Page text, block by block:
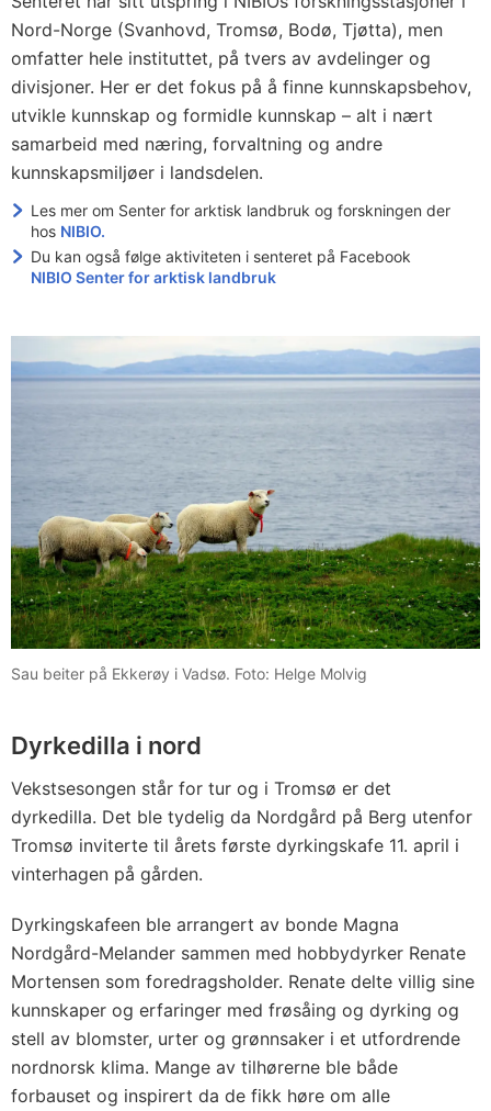
Nord-Norge (Svanhovd, Tromsø, Bodø, Tjøtta), men
omfatter hele instituttet, på tvers av avdelinger og
divisjoner. Her er det fokus på å finne kunnskapsbehov,
utvikle kunnskap og formidle kunnskap – alt i nært
samarbeid med næring, forvaltning og andre
kunnskapsmiljøer i landsdelen.
Les mer om Senter for arktisk landbruk og forskningen der
hos NIBIO.
Du kan også følge aktiviteten i senteret på Facebook
NIBIO Senter for arktisk landbruk
Sau beiter på Ekkerøy i Vadsø. Foto: Helge Molvig
Dyrkedilla i nord
Vekstsesongen står for tur og i Tromsø er det
dyrkedilla. Det ble tydelig da Nordgård på Berg utenfor
Tromsø inviterte til årets første dyrkingskafe 11. april i
vinterhagen på gården.
Dyrkingskafeen ble arrangert av bonde Magna
Nordgård-Melander sammen med hobbydyrker Renate
Mortensen som foredragsholder. Renate delte villig sine
kunnskaper og erfaringer med frøsåing og dyrking og
stell av blomster, urter og grønnsaker i et utfordrende
nordnorsk klima. Mange av tilhørerne ble både
forbauset og inspirert da de fikk høre om alle